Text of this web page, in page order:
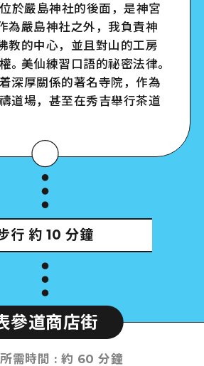
於嚴島神社的後面，是神宮
為嚴島神社之外，我負責神
教的中心，並且對山的工房
。美仙練習口語的祕密法律。
深厚關係的著名寺院，作為
道場，甚至在秀吉舉行茶道
行 約 10 分鐘
參道商店街
所需時間 : 約 60 分鐘